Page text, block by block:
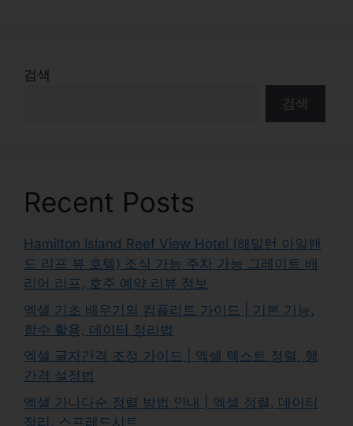
검색
검색
Recent Posts
Hamilton Island Reef View Hotel (해밀턴 아일랜
드 리프 뷰 호텔) 조식 가능 주차 가능 그레이트 배
리어 리프, 호주 예약 리뷰 정보
엑셀 기초 배우기의 컴플리트 가이드 | 기본 기능,
함수 활용, 데이터 정리법
엑셀 글자간격 조정 가이드 | 엑셀 텍스트 정렬, 행
간격 설정법
엑셀 가나다순 정렬 방법 안내 | 엑셀 정렬, 데이터
정리, 스프레드시트